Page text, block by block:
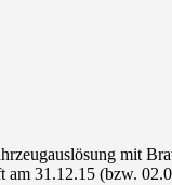
mit
am 31.12.15 (bzw.